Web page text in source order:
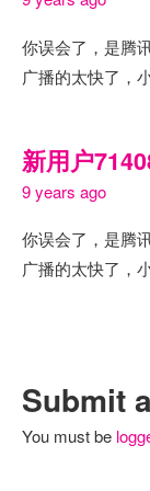
你误会了，是腾
广播的太快了，
新用户
9 years ago
你误会了，是腾
广播的太快了，
Submit
You must be